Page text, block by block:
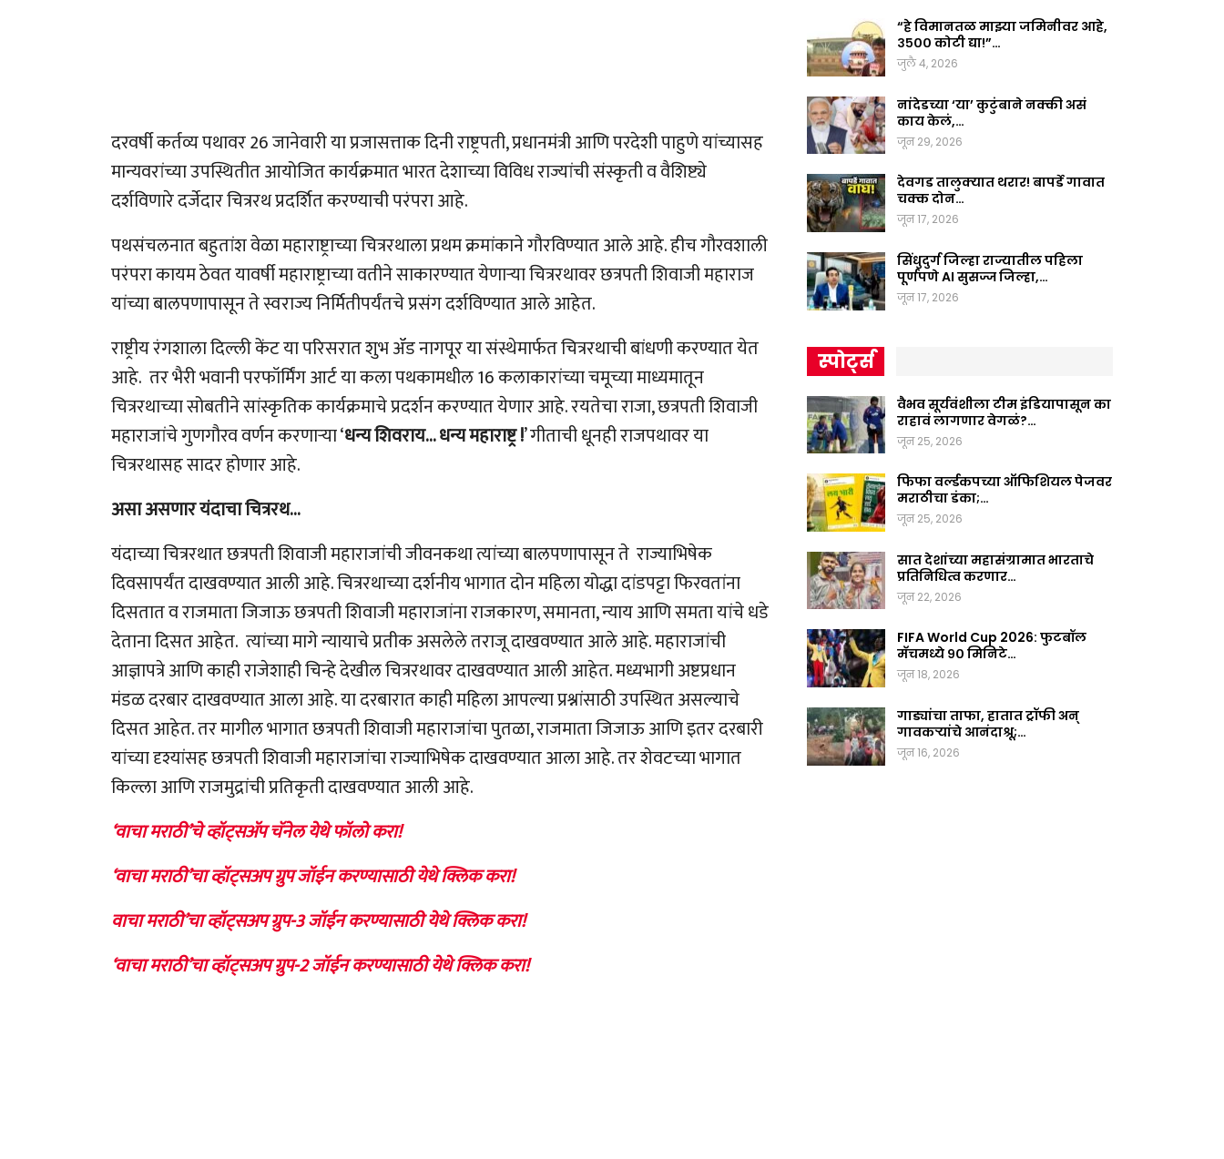
दरवर्षी कर्तव्य पथावर 26 जानेवारी या प्रजासत्ताक दिनी राष्ट्रपती, प्रधानमंत्री आणि परदेशी पाहुणे यांच्यासह
मान्यवरांच्या उपस्थितीत आयोजित कार्यक्रमात भारत देशाच्या विविध राज्यांची संस्कृती व वैशिष्ट्ये
दर्शविणारे दर्जेदार चित्ररथ प्रदर्शित करण्याची परंपरा आहे.
पथसंचलनात बहुतांश वेळा महाराष्ट्राच्या चित्ररथाला प्रथम क्रमांकाने गौरविण्यात आले आहे. हीच गौरवशाली
परंपरा कायम ठेवत यावर्षी महाराष्ट्राच्या वतीने साकारण्यात येणाऱ्या चित्ररथावर छत्रपती शिवाजी महाराज
यांच्या बालपणापासून ते स्वराज्य निर्मितीपर्यंतचे प्रसंग दर्शविण्यात आले आहेत.
राष्ट्रीय रंगशाला दिल्ली केंट या परिसरात शुभ ॲड नागपूर या संस्थेमार्फत चित्ररथाची बांधणी करण्यात येत
आहे. तर भैरी भवानी परफॉर्मिंग आर्ट या कला पथकामधील 16 कलाकारांच्या चमूच्या माध्यमातून
चित्ररथाच्या सोबतीने सांस्कृतिक कार्यक्रमाचे प्रदर्शन करण्यात येणार आहे. रयतेचा राजा, छत्रपती शिवाजी
महाराजांचे गुणगौरव वर्णन करणाऱ्या ‘धन्य शिवराय… धन्य महाराष्ट्र !’ गीताची धूनही राजपथावर या
चित्ररथासह सादर होणार आहे.
असा असणार यंदाचा चित्ररथ…
यंदाच्या चित्ररथात छत्रपती शिवाजी महाराजांची जीवनकथा त्यांच्या बालपणापासून ते राज्याभिषेक
दिवसापर्यंत दाखवण्यात आली आहे. चित्ररथाच्या दर्शनीय भागात दोन महिला योद्धा दांडपट्टा फिरवतांना
दिसतात व राजमाता जिजाऊ छत्रपती शिवाजी महाराजांना राजकारण, समानता, न्याय आणि समता यांचे धडे
देताना दिसत आहेत. त्यांच्या मागे न्यायाचे प्रतीक असलेले तराजू दाखवण्यात आले आहे. महाराजांची
आज्ञापत्रे आणि काही राजेशाही चिन्हे देखील चित्ररथावर दाखवण्यात आली आहेत. मध्यभागी अष्टप्रधान
मंडळ दरबार दाखवण्यात आला आहे. या दरबारात काही महिला आपल्या प्रश्नांसाठी उपस्थित असल्याचे
दिसत आहेत. तर मागील भागात छत्रपती शिवाजी महाराजांचा पुतळा, राजमाता जिजाऊ आणि इतर दरबारी
यांच्या दृश्यांसह छत्रपती शिवाजी महाराजांचा राज्याभिषेक दाखवण्यात आला आहे. तर शेवटच्या भागात
किल्ला आणि राजमुद्रांची प्रतिकृती दाखवण्यात आली आहे.
‘वाचा मराठी’चे व्हॉट्सॲप चॅनेल येथे फॉलो करा!
‘वाचा मराठी’चा व्हॉट्सअप ग्रुप जॉईन करण्यासाठी येथे क्लिक करा!
वाचा मराठी’चा व्हॉट्सअप ग्रुप-3 जॉईन करण्यासाठी येथे क्लिक करा!
‘वाचा मराठी’चा व्हॉट्सअप ग्रुप-2 जॉईन करण्यासाठी येथे क्लिक करा!
“हे विमानतळ माझ्या जमिनीवर आहे,
३५०० कोटी द्या!”…
जुलै 4, 2026
नांदेडच्या ‘या’ कुटुंबाने नक्की असं
काय केलं,…
जून 29, 2026
देवगड तालुक्यात थरार! बापर्डे गावात
चक्क दोन…
जून 17, 2026
सिंधुदुर्ग जिल्हा राज्यातील पहिला
पूर्णपणे AI सुसज्ज जिल्हा,…
जून 17, 2026
स्पोर्ट्स
वैभव सूर्यवंशीला टीम इंडियापासून का
राहावं लागणार वेगळं?…
जून 25, 2026
फिफा वर्ल्डकपच्या ऑफिशियल पेजवर
मराठीचा डंका;…
जून 25, 2026
सात देशांच्या महासंग्रामात भारताचे
प्रतिनिधित्व करणार…
जून 22, 2026
FIFA World Cup 2026: फुटबॉल
मॅचमध्ये ९० मिनिटे…
जून 18, 2026
गाड्यांचा ताफा, हातात ट्रॉफी अन्
गावकऱ्यांचे आनंदाश्रू;…
जून 16, 2026